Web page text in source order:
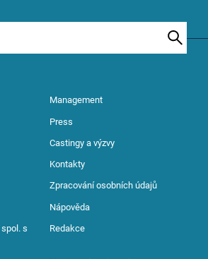
Management
Press
Castingy a výzvy
Kontakty
Zpracování osobních údajů
Nápověda
s
Redakce